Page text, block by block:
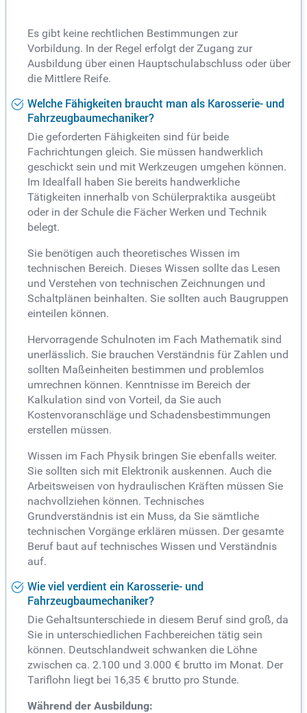
Es gibt keine rechtlichen Bestimmungen zur
Vorbildung. In der Regel erfolgt der Zugang zur
Ausbildung über einen Hauptschulabschluss oder über
die Mittlere Reife.
Welche Fähigkeiten braucht man als Karosserie- und
Fahrzeugbaumechaniker?
Die geforderten Fähigkeiten sind für beide
Fachrichtungen gleich. Sie müssen handwerklich
geschickt sein und mit Werkzeugen umgehen können.
Im Idealfall haben Sie bereits handwerkliche
Tätigkeiten innerhalb von Schülerpraktika ausgeübt
oder in der Schule die Fächer Werken und Technik
belegt.
Sie benötigen auch theoretisches Wissen im
technischen Bereich. Dieses Wissen sollte das Lesen
und Verstehen von technischen Zeichnungen und
Schaltplänen beinhalten. Sie sollten auch Baugruppen
einteilen können.
Hervorragende Schulnoten im Fach Mathematik sind
unerlässlich. Sie brauchen Verständnis für Zahlen und
sollten Maßeinheiten bestimmen und problemlos
umrechnen können. Kenntnisse im Bereich der
Kalkulation sind von Vorteil, da Sie auch
Kostenvoranschläge und Schadensbestimmungen
erstellen müssen.
Wissen im Fach Physik bringen Sie ebenfalls weiter.
Sie sollten sich mit Elektronik auskennen. Auch die
Arbeitsweisen von hydraulischen Kräften müssen Sie
nachvollziehen können. Technisches
Grundverständnis ist ein Muss, da Sie sämtliche
technischen Vorgänge erklären müssen. Der gesamte
Beruf baut auf technisches Wissen und Verständnis
auf.
Wie viel verdient ein Karosserie- und
Fahrzeugbaumechaniker?
Die Gehaltsunterschiede in diesem Beruf sind groß, da
Sie in unterschiedlichen Fachbereichen tätig sein
können. Deutschlandweit schwanken die Löhne
zwischen ca. 2.100 und 3.000 € brutto im Monat. Der
Tariflohn liegt bei 16,35 € brutto pro Stunde.
Während der Ausbildung: